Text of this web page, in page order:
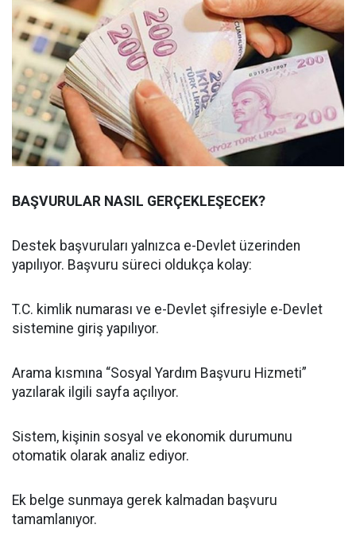
BAŞVURULAR NASIL GERÇEKLEŞECEK?
Destek başvuruları yalnızca e-Devlet üzerinden
yapılıyor. Başvuru süreci oldukça kolay:
T.C. kimlik numarası ve e-Devlet şifresiyle e-Devlet
sistemine giriş yapılıyor.
Arama kısmına “Sosyal Yardım Başvuru Hizmeti”
yazılarak ilgili sayfa açılıyor.
Sistem, kişinin sosyal ve ekonomik durumunu
otomatik olarak analiz ediyor.
Ek belge sunmaya gerek kalmadan başvuru
tamamlanıyor.